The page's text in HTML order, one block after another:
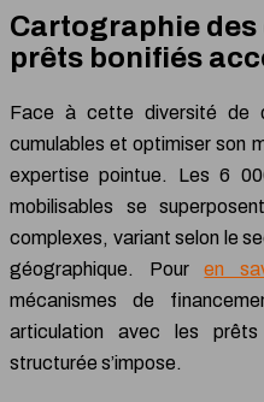
Cartographie
prêts bonifiés
Face à cette diversité de
cumulables et optimiser son
expertise pointue. Les 6
mobilisables se
complexes, variant selon le
géographique. Pouren
mécanismes de
articulation avec les
structurée s’impose.